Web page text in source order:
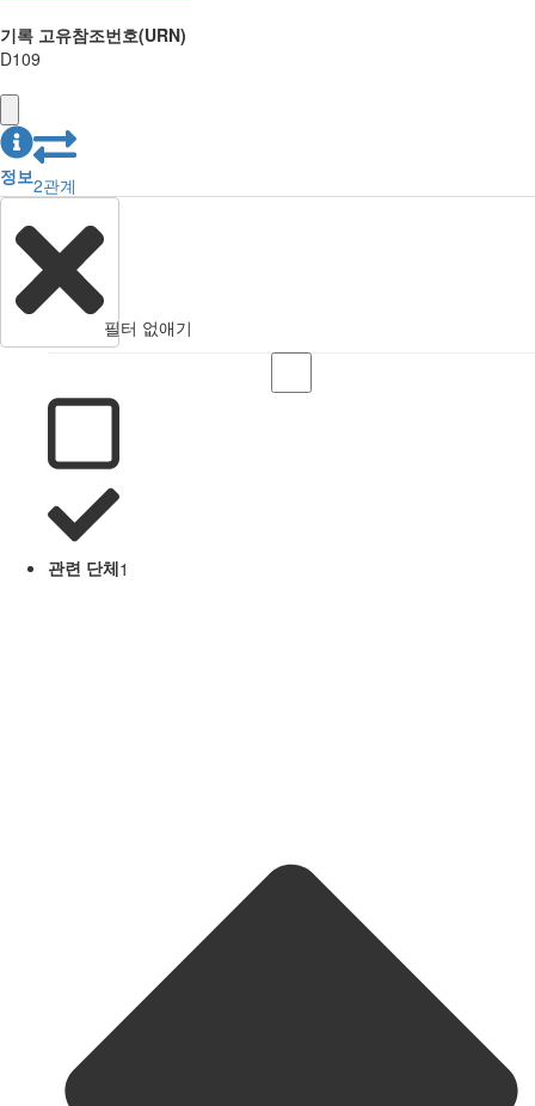
기록 고유참조번호(URN)
D109
정보2관계
필터 없애기
관련 단체1